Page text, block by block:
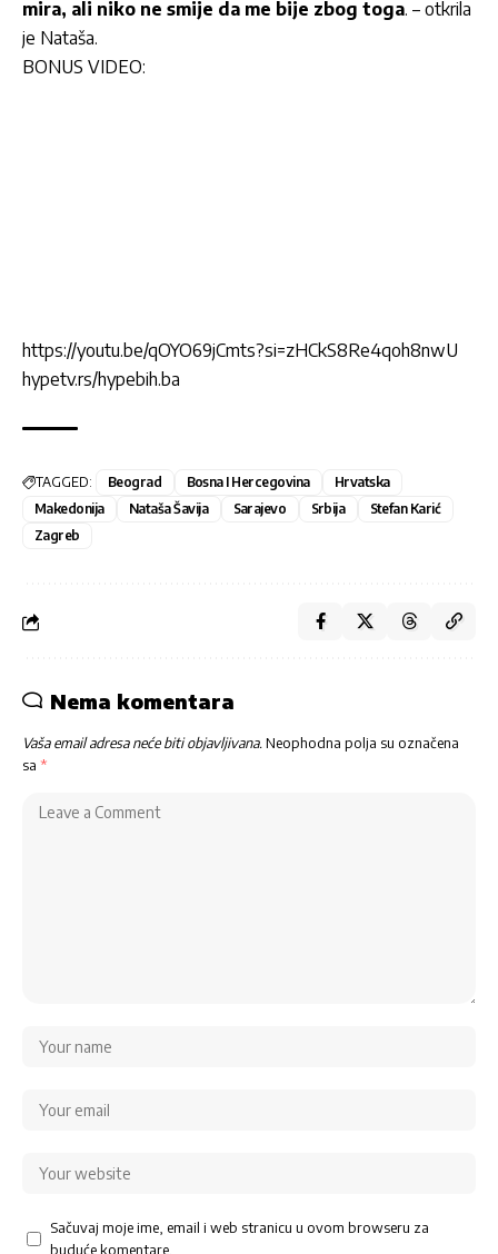
mira, ali niko ne smije da me bije zbog toga. – otkrila
je Nataša.
BONUS VIDEO:
https://youtu.be/qOYO69jCmts?si=zHCkS8Re4qoh8nwU
hypetv.rs/hypebih.ba
TAGGED: Beograd Bosna I Hercegovina
Hrvatska
Makedonija
Nataša Šavija Sarajevo Srbija
Stefan Karić
Zagreb
Nema komentara
Vaša email adresa neće biti objavljivana.Neophodna polja su označena
sa *
Sačuvaj moje ime, email i web stranicu u ovom browseru za
buduće komentare.